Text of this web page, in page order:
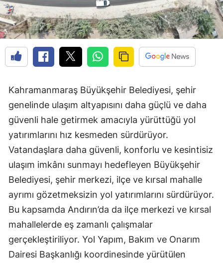
Kahramanmaraş Büyükşehir Belediyesi, şehir
genelinde ulaşım altyapısını daha güçlü ve daha
güvenli hale getirmek amacıyla yürüttüğü yol
yatırımlarını hız kesmeden sürdürüyor.
Vatandaşlara daha güvenli, konforlu ve kesintisiz
ulaşım imkânı sunmayı hedefleyen Büyükşehir
Belediyesi, şehir merkezi, ilçe ve kırsal mahalle
ayrımı gözetmeksizin yol yatırımlarını sürdürüyor.
Bu kapsamda Andırın’da da ilçe merkezi ve kırsal
mahallelerde eş zamanlı çalışmalar
gerçekleştiriliyor. Yol Yapım, Bakım ve Onarım
Dairesi Başkanlığı koordinesinde yürütülen